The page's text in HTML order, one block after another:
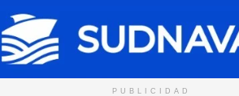
PUBLICIDAD